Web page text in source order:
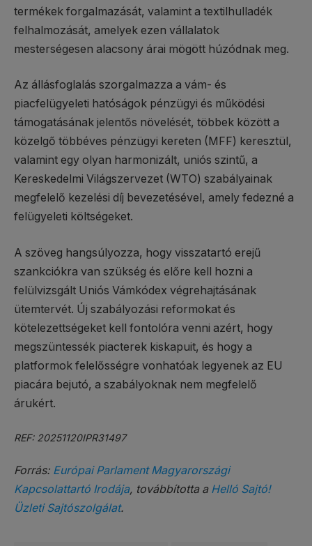
termékek forgalmazását, valamint a textilhulladék
felhalmozását, amelyek ezen vállalatok
mesterségesen alacsony árai mögött húzódnak meg.
Az állásfoglalás szorgalmazza a vám- és
piacfelügyeleti hatóságok pénzügyi és működési
támogatásának jelentős növelését, többek között a
közelgő többéves pénzügyi kereten (MFF) keresztül,
valamint egy olyan harmonizált, uniós szintű, a
Kereskedelmi Világszervezet (WTO) szabályainak
megfelelő kezelési díj bevezetésével, amely fedezné a
felügyeleti költségeket.
A szöveg hangsúlyozza, hogy visszatartó erejű
szankciókra van szükség és előre kell hozni a
felülvizsgált Uniós Vámkódex végrehajtásának
ütemtervét. Új szabályozási reformokat és
kötelezettségeket kell fontolóra venni azért, hogy
megszüntessék piacterek kiskapuit, és hogy a
platformok felelősségre vonhatóak legyenek az EU
piacára bejutó, a szabályoknak nem megfelelő
árukért.
REF: 20251120IPR31497
Forrás: Európai Parlament Magyarországi
Kapcsolattartó Irodája, továbbította a Helló Sajtó!
Üzleti Sajtószolgálat.